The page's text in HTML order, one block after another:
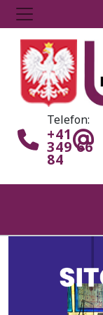
Telefon:
+41
349 66
84